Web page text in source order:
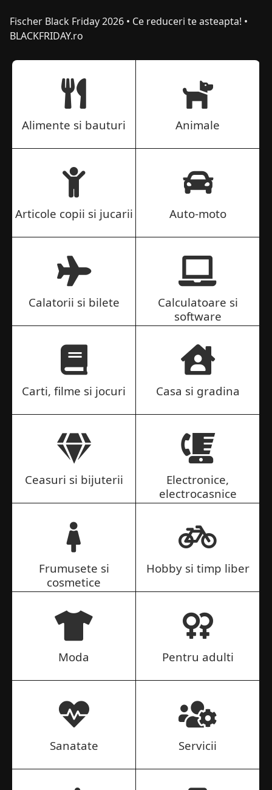
Fischer Black Friday 2026 • Ce reduceri te asteapta! •
BLACKFRIDAY.ro
Alimente si bauturi Animale
Articole copii si jucarii Auto-moto
Calatorii si bilete
Calculatoare si
software
Carti, filme si jocuri Casa si gradina
Ceasuri si bijuterii
Electronice,
electrocasnice
Frumusete si
cosmetice
Hobby si timp liber
Moda Pentru adulti
Sanatate Servicii